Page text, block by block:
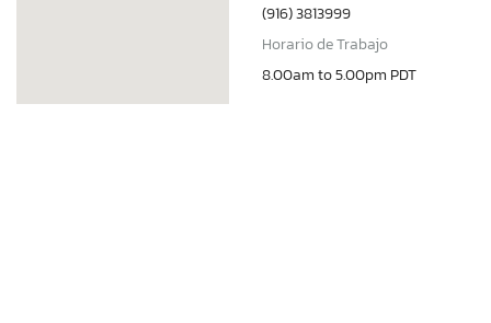
(916) 3813999
Horario de Trabajo
8.00am to 5.00pm PDT